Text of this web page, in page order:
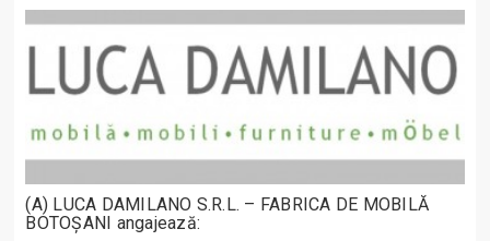
(A) LUCA DAMILANO S.R.L. – FABRICA DE MOBILĂ
BOTOȘANI angajează: